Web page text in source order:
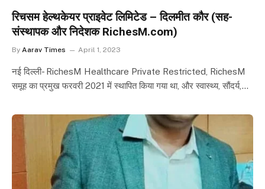
रिचसम हेल्थकेयर प्राइवेट लिमिटेड – दिलमीत कौर (सह-
संस्थापक और निदेशक RichesM.com)
By Aarav Times April 1, 2023
नई दिल्ली- RichesM Healthcare Private Restricted, RichesM
समूह का प्रमुख फरवरी 2021 में स्थापित किया गया था, और स्वास्थ्य, सौंदर्य,…